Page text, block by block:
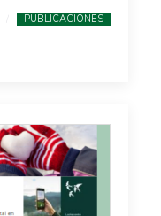
PUBLICACIONES